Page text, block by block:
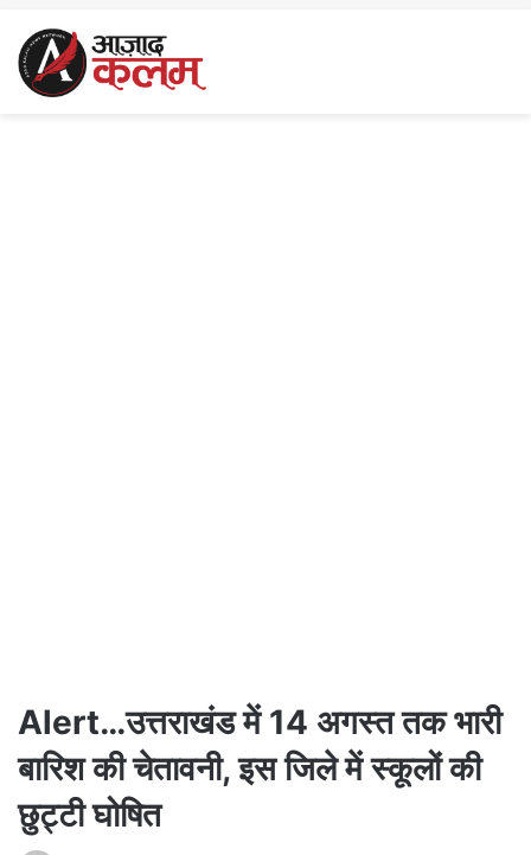
Alert…उत्तराखंड में 14 अगस्त तक भारी
बारिश की चेतावनी, इस जिले में स्कूलों की
छुट्टी घोषित